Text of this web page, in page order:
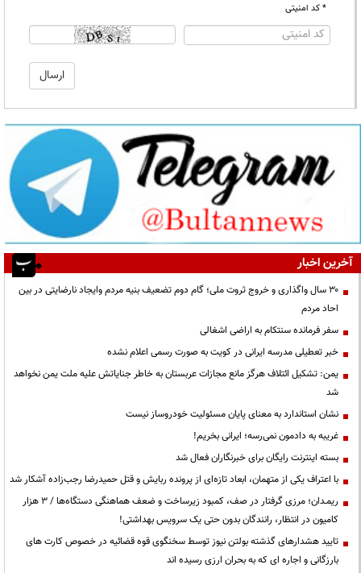
* کد امنیتی
آخرین اخبار
۳۰ سال واگذاری و خروج ثروت ملی؛ گام دوم تضعیف بنیه مردم وایجاد نارضایتی در بین
احاد مردم
سفر فرمانده سنتکام به اراضی اشغالی
خبر تعطیلی مدرسه ایرانی در کویت به صورت رسمی اعلام نشده
یمن: تشکیل ائتلاف هرگز مانع مجازات عربستان به خاطر جنایاتش علیه ملت یمن نخواهد
شد
نشان استاندارد به معنای پایان مسئولیت خودروساز نیست
غریبه به دادمون نمی‌رسه؛ ایرانی بخریم!
بسته اینترنت رایگان برای خبرنگاران فعال شد
با اعتراف یکی از متهمان، ابعاد تازه‌ای از پرونده ربایش و قتل حمیدرضا رجب‌زاده آشکار شد
ریمـدان؛ مرزی گرفتار در صف، کمبود زیرساخت و ضعف هماهنگی دستگاه‌ها / ۳ هزار
کامیون در انتظار، رانندگان بدون حتی یک سرویس بهداشتی!
تایید هشدارهای گذشته بولتن نیوز توسط سخنگوی قوه قضائیه در خصوص کارت های
بارزگانی و اجاره ای که به بحران ارزی رسیده اند